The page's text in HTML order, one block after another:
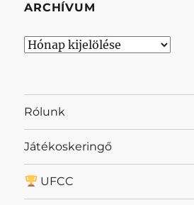
ARCHÍVUM
Archívum
Rólunk
Játékoskeringő
UFCC